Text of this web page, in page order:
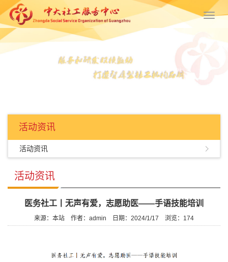
活动资讯
活动资讯
活动资讯
医务社工丨无声有爱，志愿助医——手语技能培训
来源：本站 作者：admin 日期：2024/1/17 浏览： 174